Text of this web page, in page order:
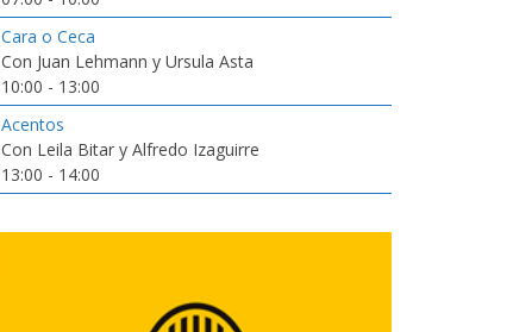
Cara o Ceca
Con Juan Lehmann y Ursula Asta
10:00 - 13:00
Acentos
Con Leila Bitar y Alfredo Izaguirre
13:00 - 14:00